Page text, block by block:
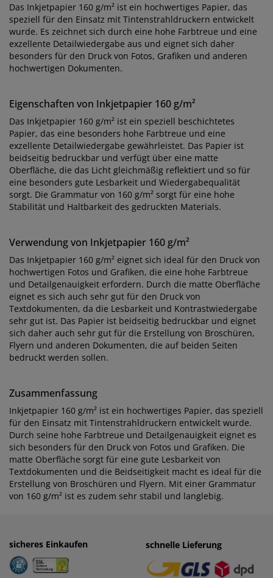
Das Inkjetpapier 160 g/m² ist ein hochwertiges Papier, das
speziell für den Einsatz mit Tintenstrahldruckern entwickelt
wurde. Es zeichnet sich durch eine hohe Farbtreue und eine
exzellente Detailwiedergabe aus und eignet sich daher
besonders für den Druck von Fotos, Grafiken und anderen
hochwertigen Dokumenten.
Eigenschaften von Inkjetpapier 160 g/m²
Das Inkjetpapier 160 g/m² ist ein speziell beschichtetes
Papier, das eine besonders hohe Farbtreue und eine
exzellente Detailwiedergabe gewährleistet. Das Papier ist
beidseitig bedruckbar und verfügt über eine matte
Oberfläche, die das Licht gleichmäßig reflektiert und so für
eine besonders gute Lesbarkeit und Wiedergabequalität
sorgt. Die Grammatur von 160 g/m² sorgt für eine hohe
Stabilität und Haltbarkeit des gedruckten Materials.
Verwendung von Inkjetpapier 160 g/m²
Das Inkjetpapier 160 g/m² eignet sich ideal für den Druck von
hochwertigen Fotos und Grafiken, die eine hohe Farbtreue
und Detailgenauigkeit erfordern. Durch die matte Oberfläche
eignet es sich auch sehr gut für den Druck von
Textdokumenten, da die Lesbarkeit und Kontrastwiedergabe
sehr gut ist. Das Papier ist beidseitig bedruckbar und eignet
sich daher auch sehr gut für die Erstellung von Broschüren,
Flyern und anderen Dokumenten, die auf beiden Seiten
bedruckt werden sollen.
Zusammenfassung
Inkjetpapier 160 g/m² ist ein hochwertiges Papier, das speziell
für den Einsatz mit Tintenstrahldruckern entwickelt wurde.
Durch seine hohe Farbtreue und Detailgenauigkeit eignet es
sich besonders für den Druck von Fotos und Grafiken. Die
matte Oberfläche sorgt für eine gute Lesbarkeit von
Textdokumenten und die Beidseitigkeit macht es ideal für die
Erstellung von Broschüren und Flyern. Mit einer Grammatur
von 160 g/m² ist es zudem sehr stabil und langlebig.
sicheres Einkaufen einfaches Zahlen
· Rechnung
schnelle Lieferung